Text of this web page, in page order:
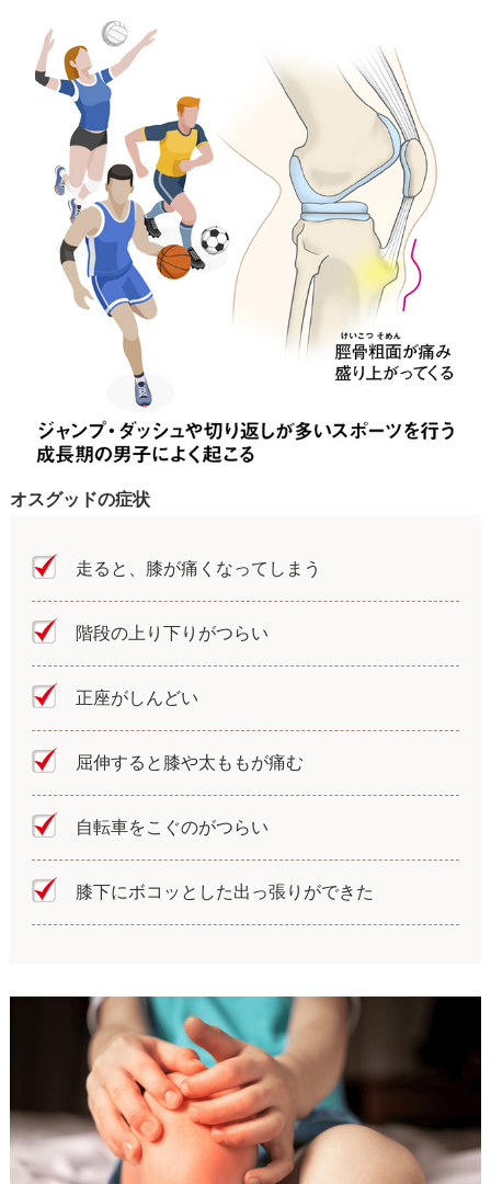
オスグッドの症状
走ると、膝が痛くなってしまう
階段の上り下りがつらい
正座がしんどい
屈伸すると膝や太ももが痛む
自転車をこぐのがつらい
膝下にボコッとした出っ張りができた